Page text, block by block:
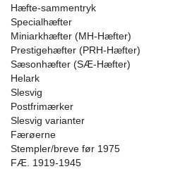
Hæfte-sammentryk
Specialhæfter
Miniarkhæfter (MH-Hæfter)
Prestigehæfter (PRH-Hæfter)
Sæsonhæfter (SÆ-Hæfter)
Helark
Slesvig
Postfrimærker
Slesvig varianter
Færøerne
Stempler/breve før 1975
FÆ. 1919-1945